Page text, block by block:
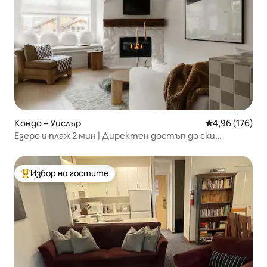
Кондо – Уислър Средна
4,96 (176)
Езеро и плаж 2 мин | Директен достъп до ски
Най-популярен избор на гостите
Избор на гостите